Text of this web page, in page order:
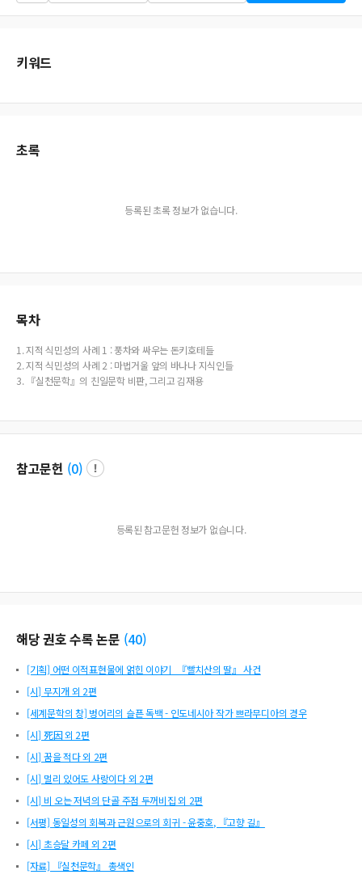
찾기
키워드
초록
등록된 초록 정보가 없습니다.
목차
1. 지적 식민성의 사례 1 : 풍차와 싸우는 돈키호테들
2. 지적 식민성의 사례 2 : 마법거울 앞의 바나나 지식인들
3. 『실천문학』의 친일문학 비판, 그리고 김재용
참고문헌 (0)
등록된 참고문헌 정보가 없습니다.
해당 권호 수록 논문 (40)
[기획] 어떤 이적표현물에 얽힌 이야기_『빨치산의 딸』 사건
[시] 무지개 외 2편
[세계문학의 창] 벙어리의 슬픈 독백 - 인도네시아 작가 쁘라무디아의 경우
[시] 死因 외 2편
[시] 꿈을 적다 외 2편
[시] 멀리 있어도 사랑이다 외 2편
[시] 비 오는 저녁의 단골 주점 두꺼비집 외 2편
[서평] 동일성의 회복과 근원으로의 회귀 - 윤중호, 『고향 길』
[시] 초승달 카페 외 2편
[자료] 『실천문학』 총색인